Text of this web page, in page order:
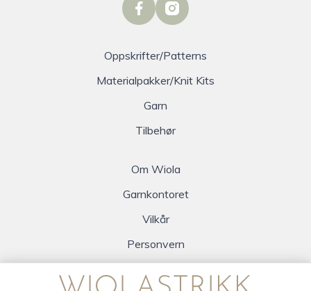
facebookinstagram
Oppskrifter/Patterns
Materialpakker/Knit Kits
Garn
Tilbehør
Om Wiola
Garnkontoret
Vilkår
Personvern